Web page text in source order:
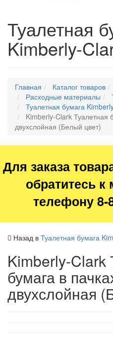
Туалетная
Kimberly-
Главная Каталог товаров
Расходные материалы
Туалетная бумага
Kimberly-Clark Туалетная
двухслойная (Белый цвет)
Для заказа
обратитесь
телефону 8-
Назад в Туалетная бумага
Kimberly-Clark
бумага в
двухслойная